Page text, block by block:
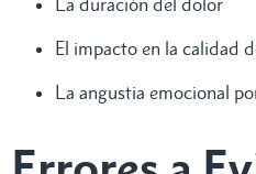
El impacto en la calidad
La angustia emocional